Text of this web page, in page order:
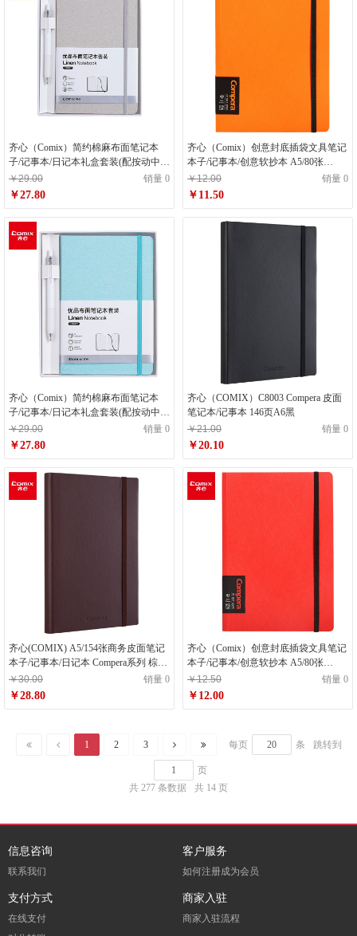
齐心（Comix）简约棉麻布面笔记本
子/记事本/日记本礼盒套装(配按动中性
笔) A5/122张 灰 C5904T
￥29.00 销量 0
￥27.80
齐心（Comix）创意封底插袋文具笔记
本子/记事本/创意软抄本 A5/80张
Compera原味系列 C7011 橙
￥12.00 销量 0
￥11.50
齐心（Comix）简约棉麻布面笔记本
子/记事本/日记本礼盒套装(配按动中性
笔) A5/122张 粉绿 C5904T
￥29.00 销量 0
￥27.80
齐心（COMIX）C8003 Compera 皮面
笔记本/记事本 146页A6黑
￥21.00
销量 0
￥20.10
齐心(COMIX) A5/154张商务皮面笔记
本子/记事本/日记本 Compera系列 棕色
办公文具 C8002
￥30.00 销量 0
￥28.80
齐心（Comix）创意封底插袋文具笔记
本子/记事本/创意软抄本 A5/80张
Compera原味系列 C7011 红
￥12.50 销量 0
￥12.00
1 2 3 每页 条 跳转到
页
共 277 条数据
共 14 页
信息咨询
联系我们
客户服务
如何注册成为会员
支付方式
在线支付
商家入驻
商家入驻流程